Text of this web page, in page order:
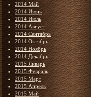
2014 Май
2014 Июнь
2014 Июль
2014 Август
2014 Сентябрь
2014 Октябрь
2014 Ноябрь
2014 Декабрь
2015 Январь
2015 Февраль
2015 Март
2015 Апрель
2015 Май